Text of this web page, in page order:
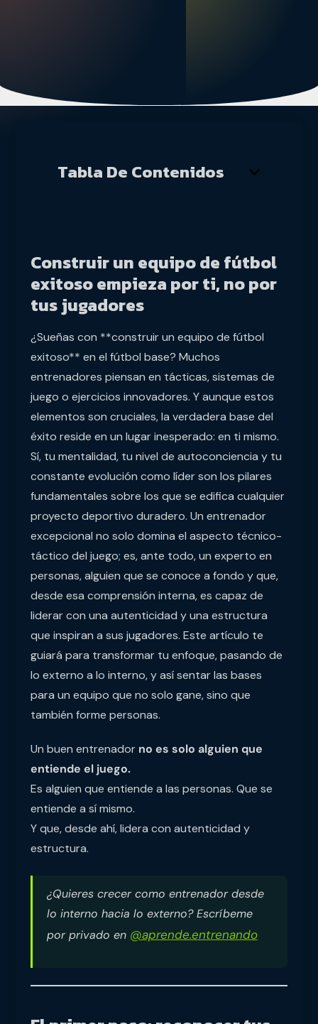
Tabla De Contenidos
Construir un equipo de fútbol
exitoso empieza por ti, no por
tus jugadores
¿Sueñas con **construir un equipo de fútbol
exitoso** en el fútbol base? Muchos
entrenadores piensan en tácticas, sistemas de
juego o ejercicios innovadores. Y aunque estos
elementos son cruciales, la verdadera base del
éxito reside en un lugar inesperado: en ti mismo.
Sí, tu mentalidad, tu nivel de autoconciencia y tu
constante evolución como líder son los pilares
fundamentales sobre los que se edifica cualquier
proyecto deportivo duradero. Un entrenador
excepcional no solo domina el aspecto técnico-
táctico del juego; es, ante todo, un experto en
personas, alguien que se conoce a fondo y que,
desde esa comprensión interna, es capaz de
liderar con una autenticidad y una estructura
que inspiran a sus jugadores. Este artículo te
guiará para transformar tu enfoque, pasando de
lo externo a lo interno, y así sentar las bases
para un equipo que no solo gane, sino que
también forme personas.
Un buen entrenador no es solo alguien que
entiende el juego.
Es alguien que entiende a las personas. Que se
entiende a sí mismo.
Y que, desde ahí, lidera con autenticidad y
estructura.
¿Quieres crecer como entrenador desde
lo interno hacia lo externo? Escríbeme
por privado en @aprende.entrenando